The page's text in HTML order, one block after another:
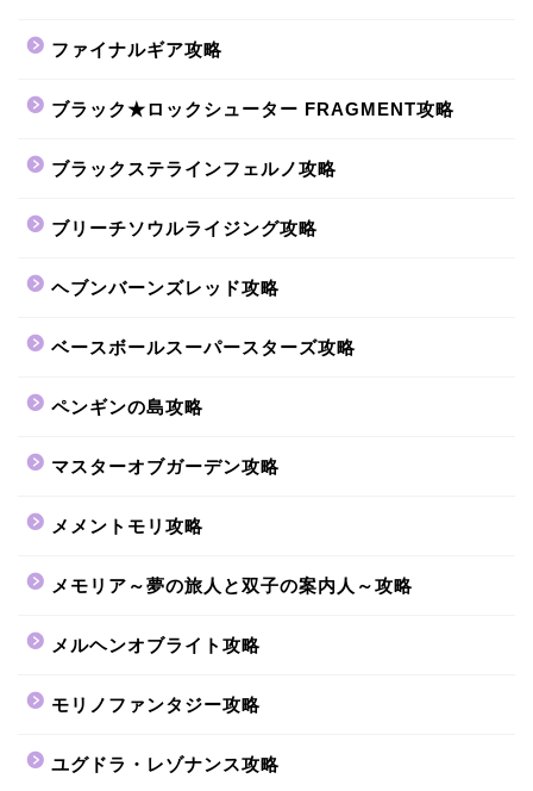
ファイナルギア攻略
ブラック★ロックシューター FRAGMENT攻略
ブラックステラインフェルノ攻略
ブリーチソウルライジング攻略
ヘブンバーンズレッド攻略
ベースボールスーパースターズ攻略
ペンギンの島攻略
マスターオブガーデン攻略
メメントモリ攻略
メモリア～夢の旅人と双子の案内人～攻略
メルヘンオブライト攻略
モリノファンタジー攻略
ユグドラ・レゾナンス攻略